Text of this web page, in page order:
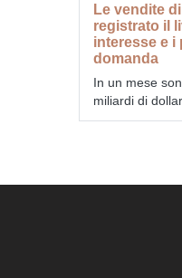
Le vendite
registrato il
interesse e i
domanda
In un mese
miliardi di